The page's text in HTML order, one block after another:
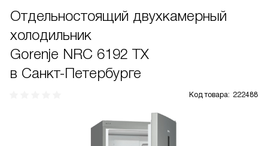
Отдельностоящий двухкамерный
холодильник
Gorenje NRC 6192 TX
в Санкт-Петербурге
Код товара: 222488